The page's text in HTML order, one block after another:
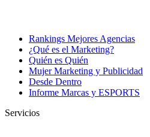
Rankings Mejores Agencias
¿Qué es el Marketing?
Quién es Quién
Mujer Marketing y Publicidad
Desde Dentro
Informe Marcas y ESPORTS
Servicios